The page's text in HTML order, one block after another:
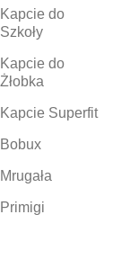
Kapcie do
Szkoły
Kapcie do
Żłobka
Kapcie Superfit
Bobux
Mrugała
Primigi